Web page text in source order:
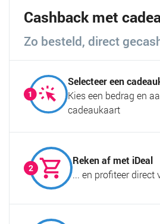
Cashback met
Zo besteld, direct
Selecteer een
Kies een bedrag en
cadeaukaart
Reken af met iDeal
... en profiteer direct